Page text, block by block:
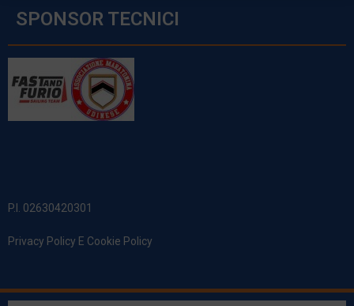
SPONSOR TECNICI
P.I. 02630420301
Privacy Policy E Cookie Policy